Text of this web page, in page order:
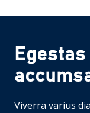
Viverra varius